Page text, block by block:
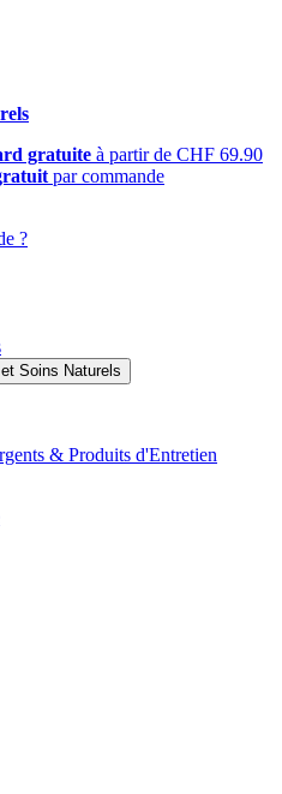
gratuite à partir de CHF 69.90
par commande
?
& Produits d'Entretien